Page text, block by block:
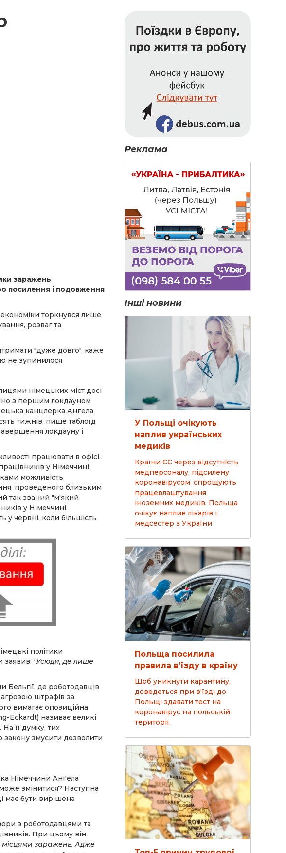
заражень
посилення і подовження
торкнувся лише
розваг та
"дуже довго", каже
не зупинилося.
німецьких міст досі
з першим локдауном
канцлерка Анґела
тижнів, пише таблоїд
локдауну і
працювати в офісі.
у Німеччині
можливість
проведеного близьким
так званий "м'який
у Німеччині.
у червні, коли більшість
політики
заявив: "Усюди, де лише
де роботодавців
штрафів за
вимагає опозиційна
Eckardt) називає великі
її думку, тих
закону змусити дозволити
Німеччини Анґела
змінитися? Наступна
має бути вирішена
з роботодавцями та
При цьому він
місцями заражень. Адже
Реклама
Інші новини
У Польщі очікують
наплив українських
медиків
Країни ЄС через відсутність
медперсоналу, підсилену
коронавірусом, спрощують
працевлаштування
іноземних медиків. Польща
очікує наплив лікарів і
медсестер з України
Польща посилила
правила в’їзду в країну
Щоб уникнути карантину,
доведеться при в'їзді до
Польщі здавати тест на
коронавірус на польській
території.